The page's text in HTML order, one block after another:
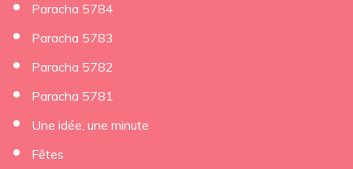
Paracha 5784
Paracha 5783
Paracha 5782
Paracha 5781
Une idée, une minute
Fêtes